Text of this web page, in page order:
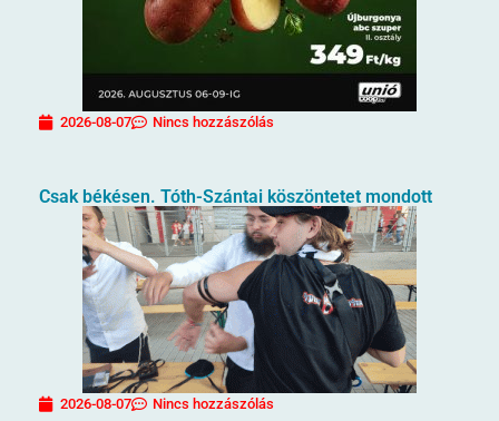
2026-08-07 Nincs hozzászólás
Csak békésen. Tóth-Szántai köszöntetet mondott
2026-08-07 Nincs hozzászólás